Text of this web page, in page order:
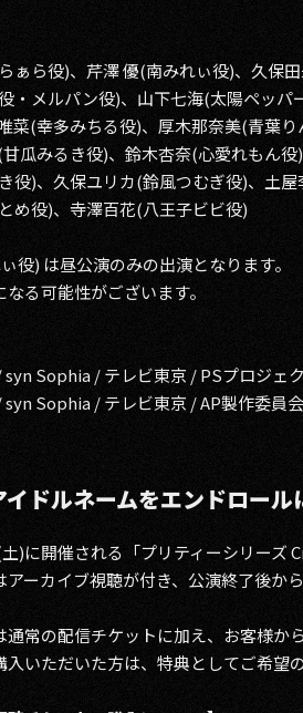
ぁら役)、芹澤 優(南みれぃ役)、久保
・メルパン役)、山下七海(太陽ペッ
菜(幸多みちる役)、厚木那奈美(青葉
瓜みるき役)、鈴木杏奈(心愛れもん
役)、久保ユリカ(鈴風つむぎ役)、土
め役)、寺澤百花(八王子ビビ役)
役) は昼公演のみの出演となります。
る可能性がございます。
Sophia / テレビ東京 / PSプロジェ
Sophia / テレビ東京 / AP製作委員会
ドルネームをエンドロー
)に開催される「プリティーシリーズ
ーカイブ視聴が付き、公演終了後か
通常の配信チケットに加え、お客様
入いただいた方は、特典としてご希望